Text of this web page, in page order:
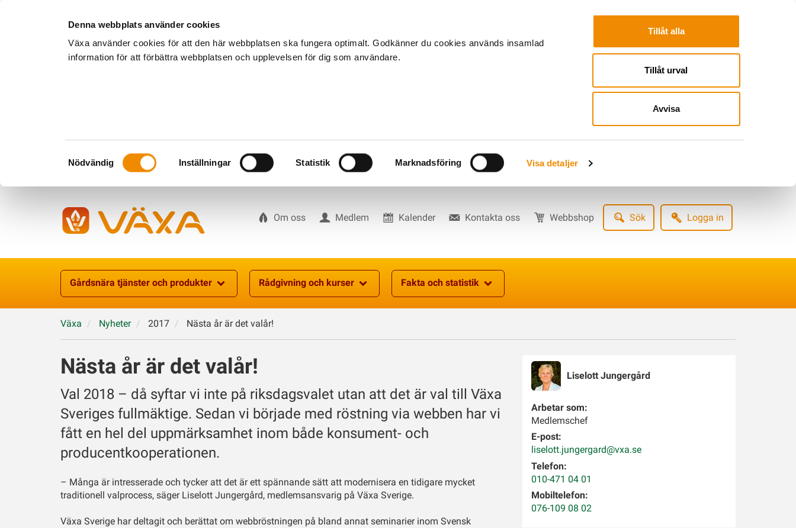
Denna webbplats använder cookies
Växa använder cookies för att den här webbplatsen ska fungera optimalt. Godkänner du cookies används insamlad
information för att förbättra webbplatsen och upplevelsen för dig som användare.
Samtyckesval
Nödvändig Inställningar Statistik Marknadsföring Visa detaljer
Tillåt alla
Tillåt urval
Avvisa
Om oss Medlem Kalender Kontakta oss Webbshop Sök Logga in
Gårdsnära tjänster och produkter
Rådgivning och kurser Fakta och statistik
Växa Nyheter 2017 Nästa år är det valår!
Nästa år är det valår!
Val 2018 – då syftar vi inte på riksdagsvalet utan att det är val till Växa
Sveriges fullmäktige. Sedan vi började med röstning via webben har vi
fått en hel del uppmärksamhet inom både konsument- och
producentkooperationen.
– Många är intresserade och tycker att det är ett spännande sätt att modernisera en tidigare mycket
traditionell valprocess, säger Liselott Jungergård, medlemsansvarig på Växa Sverige.
Växa Sverige har deltagit och berättat om webbröstningen på bland annat seminarier inom Svensk
Liselott Jungergård
Arbetar som:
Medlemschef
E-post:
liselott.jungergard@vxa.se
Telefon:
010-471 04 01
Mobiltelefon:
076-109 08 02